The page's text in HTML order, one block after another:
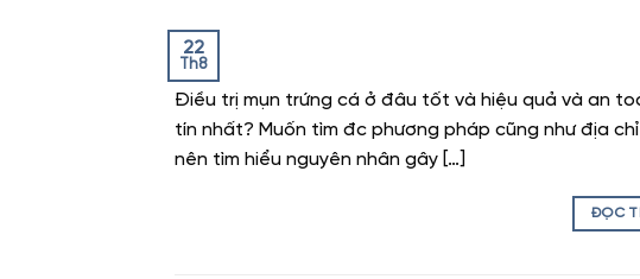
22
Th8
Điều trị mụn trứng cá ở đâu tốt và hiệu quả và an
tín nhất? Muốn tìm đc phương pháp cũng như địa
nên tìm hiểu nguyên nhân gây […]
ĐỌC